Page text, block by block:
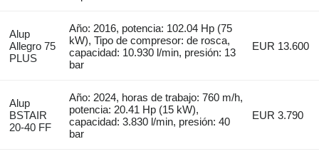
Alup
Allegro 75
PLUS
Año: 2016, potencia: 102.04 Hp (75
kW), Tipo de compresor: de rosca,
capacidad: 10.930 l/min, presión: 13
bar
EUR 13.600
Alup
BSTAIR
20-40 FF
Año: 2024, horas de trabajo: 760 m/h,
potencia: 20.41 Hp (15 kW),
capacidad: 3.830 l/min, presión: 40
bar
EUR 3.790